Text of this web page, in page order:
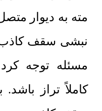
مته به دیوار
مسئله توجه
کاملاً تراز